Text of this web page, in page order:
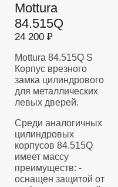
Mottura
84.515Q
24 200 ₽
Mottura 84.515Q S
Корпус врезного
замка цилиндрового
для металлических
левых дверей.
Среди аналогичных
цилиндровых
корпусов 84.515Q
имеет массу
преимуществ: -
оснащен защитой от